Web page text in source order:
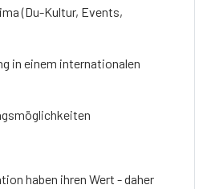
(Du-Kultur, Events,
in einem internationalen
haben ihren Wert - daher